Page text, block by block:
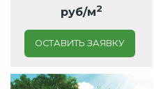
руб/м2
ОСТАВИТЬ ЗАЯВКУ